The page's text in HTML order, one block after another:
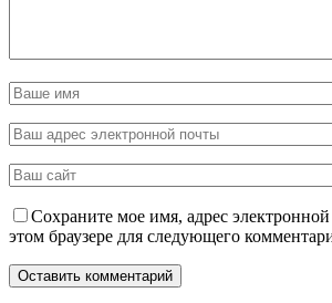
Сохраните мое имя, адрес
этом браузере для следующего